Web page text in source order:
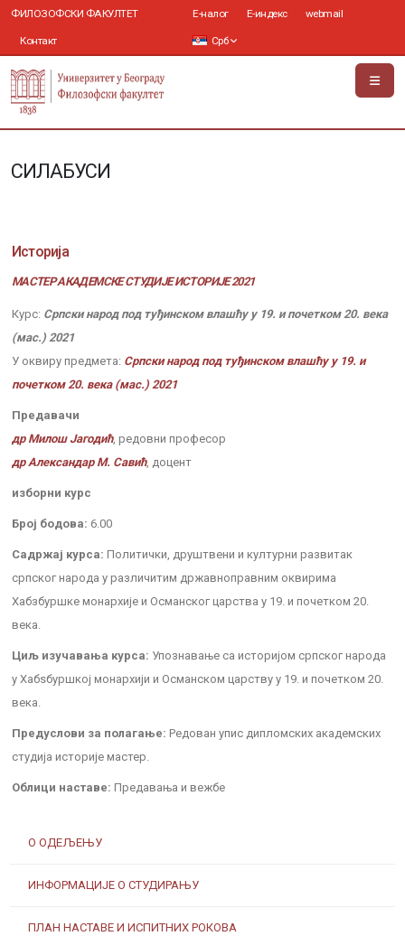
ФИЛОЗОФСКИ ФАКУЛТЕТ
Контакт
Е-налог Е-индекс webmail
Срб
СИЛАБУСИ
О ОДЕЉЕЊУ
ИНФОРМАЦИЈЕ О СТУДИРАЊУ
ПЛАН НАСТАВЕ И ИСПИТНИХ РОКОВА
Историја
МАСТЕР АКАДЕМСКЕ СТУДИЈЕ ИСТОРИЈЕ 2021
Курс: Српски народ под туђинском влашћу у 19. и почетком 20. века
(мас.) 2021
У оквиру предмета: Српски народ под туђинском влашћу у 19. и
почетком 20. века (мас.) 2021
Предавачи
др Милош Јагодић, редовни професор
др Александар М. Савић, доцент
изборни курс
Број бодова: 6.00
Садржај курса: Политички, друштвени и културни развитак
српског народа у различитим државноправним оквирима
Хабзбуршке монархије и Османског царства у 19. и почетком 20.
века.
Циљ изучавања курса: Упознавање са историјом српског народа
у Хабѕбуршкој монархији и Османском царству у 19. и почетком 20.
века.
Предуслови за полагање: Редован упис дипломских академских
студија историје мастер.
Облици наставе: Предавања и вежбе